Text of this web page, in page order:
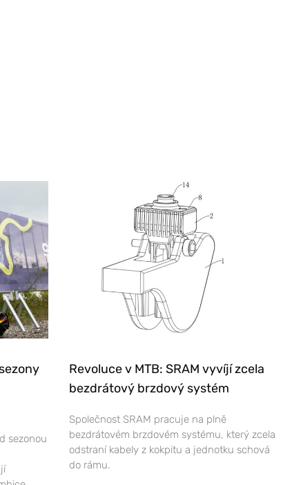
sezonou
Revoluce v MTB: SRAM vyvíjí zcela
bezdrátový brzdový systém
Společnost SRAM pracuje na plně
bezdrátovém brzdovém systému, který zcela
odstraní kabely z kokpitu a jednotku schová
do rámu.